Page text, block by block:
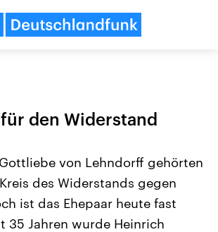
den Widerstand
von Lehndorff gehörten
des Widerstands gegen
ist das Ehepaar heute fast
35 Jahren wurde Heinrich